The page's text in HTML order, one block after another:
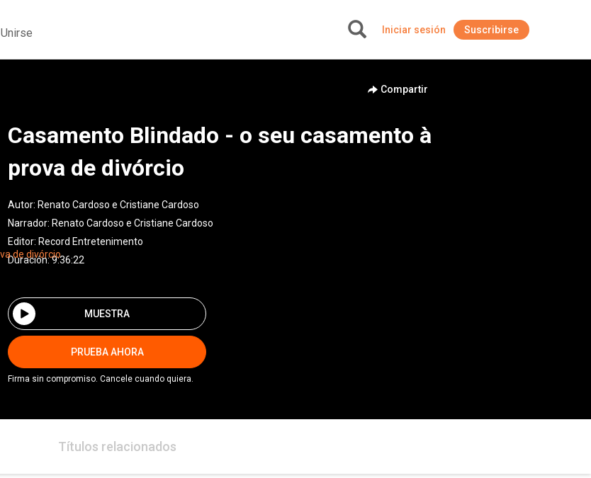
Unirse Iniciar sesión Suscribirse
Compartir
Casamento Blindado - o seu casamento à
prova de divórcio
Autor: Renato Cardoso e Cristiane Cardoso
Narrador: Renato Cardoso e Cristiane Cardoso
Editor: Record Entretenimento
Duración: 9:36:22
MUESTRA
PRUEBA AHORA
Firma sin compromiso. Cancele cuando quiera.
Títulos relacionados